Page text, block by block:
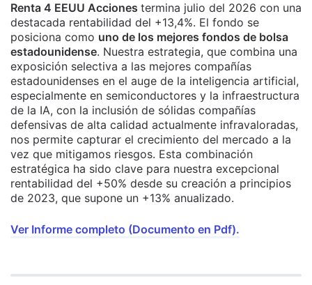
Renta 4 EEUU Acciones termina julio del 2026 con una
destacada rentabilidad del +13,4%. El fondo se
posiciona como uno de los mejores fondos de bolsa
estadounidense. Nuestra estrategia, que combina una
exposición selectiva a las mejores compañías
estadounidenses en el auge de la inteligencia artificial,
especialmente en semiconductores y la infraestructura
de la IA, con la inclusión de sólidas compañías
defensivas de alta calidad actualmente infravaloradas,
nos permite capturar el crecimiento del mercado a la
vez que mitigamos riesgos. Esta combinación
estratégica ha sido clave para nuestra excepcional
rentabilidad del +50% desde su creación a principios
de 2023, que supone un +13% anualizado.
Ver Informe completo (Documento en Pdf).